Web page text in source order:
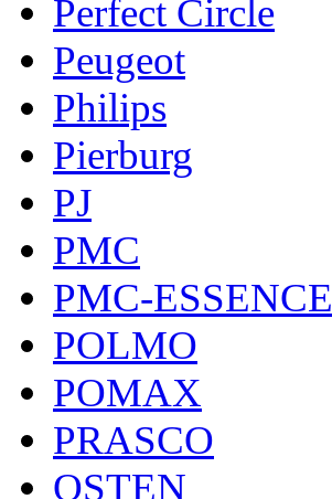
Perfect Circle
Peugeot
Philips
Pierburg
PJ
PMC
PMC-ESSENCE
POLMO
POMAX
PRASCO
QSTEN